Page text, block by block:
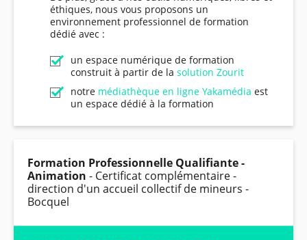
éthiques, nous vous proposons un
environnement professionnel de formation
dédié avec :
un espace numérique de formation
construit à partir de la solution Zourit
notre médiathèque en ligne Yakamédia est
un espace dédié à la formation
Formation Professionnelle Qualifiante -
Animation - Certificat complémentaire -
direction d'un accueil collectif de mineurs -
Bocquel